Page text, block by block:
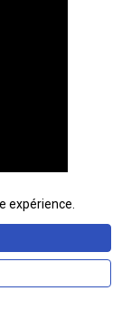
expérience.